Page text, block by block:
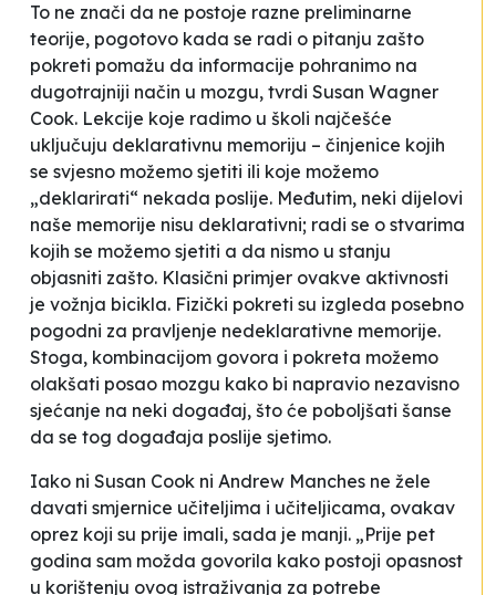
To ne znači da ne postoje razne preliminarne
teorije, pogotovo kada se radi o pitanju zašto
pokreti pomažu da informacije pohranimo na
dugotrajniji način u mozgu, tvrdi Susan Wagner
Cook. Lekcije koje radimo u školi najčešće
uključuju deklarativnu memoriju – činjenice kojih
se svjesno možemo sjetiti ili koje možemo
„deklarirati“ nekada poslije. Međutim, neki dijelovi
naše memorije nisu deklarativni; radi se o stvarima
kojih se možemo sjetiti a da nismo u stanju
objasniti zašto. Klasični primjer ovakve aktivnosti
je vožnja bicikla. Fizički pokreti su izgleda posebno
pogodni za pravljenje nedeklarativne memorije.
Stoga, kombinacijom govora i pokreta možemo
olakšati posao mozgu kako bi napravio nezavisno
sjećanje na neki događaj, što će poboljšati šanse
da se tog događaja poslije sjetimo.
Iako ni Susan Cook ni Andrew Manches ne žele
davati smjernice učiteljima i učiteljicama, ovakav
oprez koji su prije imali, sada je manji. „Prije pet
godina sam možda govorila kako postoji opasnost
u korištenju ovog istraživanja za potrebe